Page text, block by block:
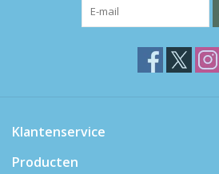
Klantenservice
Producten